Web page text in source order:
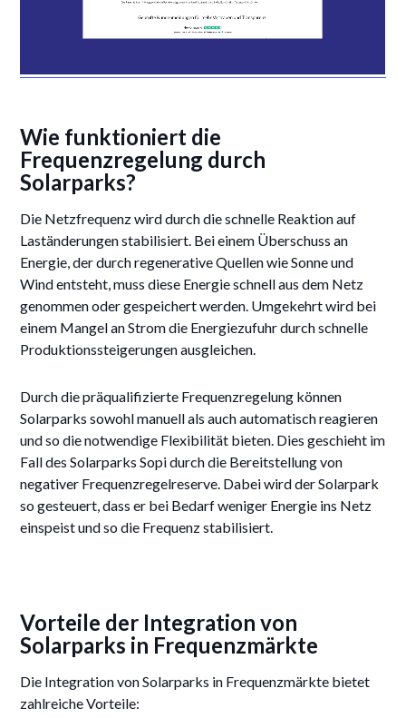
Wie funktioniert die
Frequenzregelung durch
Solarparks?
Die Netzfrequenz wird durch die schnelle Reaktion auf
Laständerungen stabilisiert. Bei einem Überschuss an
Energie, der durch regenerative Quellen wie Sonne und
Wind entsteht, muss diese Energie schnell aus dem Netz
genommen oder gespeichert werden. Umgekehrt wird bei
einem Mangel an Strom die Energiezufuhr durch schnelle
Produktionssteigerungen ausgleichen.
Durch die präqualifizierte Frequenzregelung können
Solarparks sowohl manuell als auch automatisch reagieren
und so die notwendige Flexibilität bieten. Dies geschieht im
Fall des Solarparks Sopi durch die Bereitstellung von
negativer Frequenzregelreserve. Dabei wird der Solarpark
so gesteuert, dass er bei Bedarf weniger Energie ins Netz
einspeist und so die Frequenz stabilisiert.
Vorteile der Integration von
Solarparks in Frequenzmärkte
Die Integration von Solarparks in Frequenzmärkte bietet
zahlreiche Vorteile: